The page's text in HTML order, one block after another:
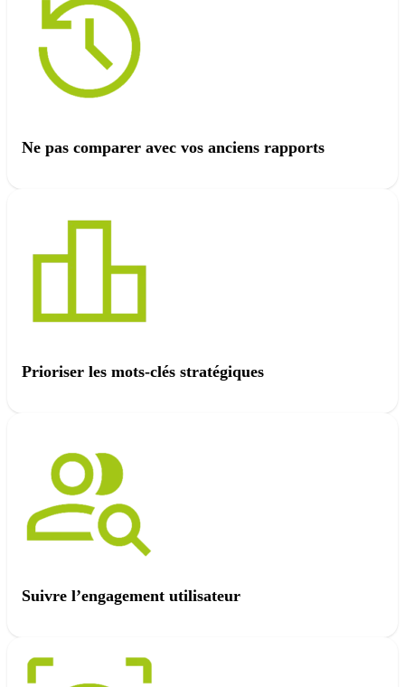
Ne pas comparer avec vos anciens rapports
Prioriser les mots-clés stratégiques
Suivre l’engagement utilisateur